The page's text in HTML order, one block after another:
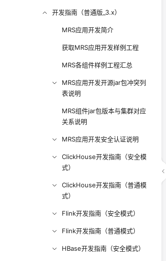
开发指南（普通版_3.x）
MRS应用开发简介
获取MRS应用开发样例工程
MRS各组件样例工程汇总
MRS应用开发开源jar包冲突列
表说明
MRS组件jar包版本与集群对应
关系说明
MRS应用开发安全认证说明
ClickHouse开发指南（安全模
式）
ClickHouse开发指南（普通模
式）
Flink开发指南（安全模式）
Flink开发指南（普通模式）
HBase开发指南（安全模式）